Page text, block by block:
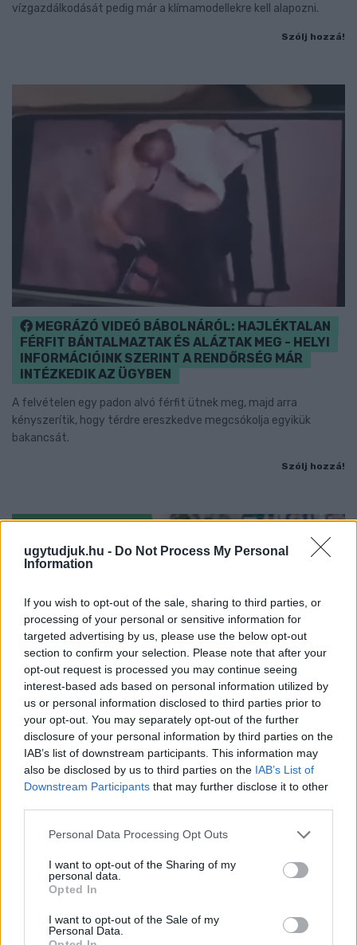
ugytudjuk.hu - Do Not Process My Personal
Information
If you wish to opt-out of the sale, sharing to third parties, or
processing of your personal or sensitive information for
targeted advertising by us, please use the below opt-out
section to confirm your selection. Please note that after your
opt-out request is processed you may continue seeing
interest-based ads based on personal information utilized by
us or personal information disclosed to third parties prior to
your opt-out. You may separately opt-out of the further
disclosure of your personal information by third parties on the
IAB’s list of downstream participants. This information may
also be disclosed by us to third parties on the IAB’s List of
Downstream Participants that may further disclose it to other
Please note that this website/app uses one or more Google
not limited to your visit or usage behaviour. You may click to
grant or deny consent to Google and its third-party tags to
use your data for below specified purposes in below Google
consent section.
Personal Data Processing Opt Outs
I want to opt-out of the Sharing of my
personal data.
Opted In
I want to opt-out of the Sale of my
Personal Data.
vízgazdálkodását pedig már a klímamodellekre kell alapozni.
Szólj hozzá!
MEGRÁZÓ VIDEÓ BÁBOLNÁRÓL: HAJLÉKTALAN
FÉRFIT BÁNTALMAZTAK ÉS ALÁZTAK MEG - HELYI
INFORMÁCIÓINK SZERINT A RENDŐRSÉG MÁR
INTÉZKEDIK AZ ÜGYBEN
A felvételen egy padon alvó férfit ütnek meg, majd arra
kényszerítik, hogy térdre ereszkedve megcsókolja egyikük
bakancsát.
Szólj hozzá!
LAKOSSÁGI FÓRUMON MUTATJÁK BE A
GYŐRSZENTIVÁNI KÖR TÉR FELÚJÍTÁSÁNAK
TERVEIT
építéséről is tájékoztatják az érdeklődőket.
Szólj hozzá!